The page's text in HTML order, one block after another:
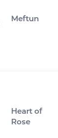
Meftun
Heart of
Rose